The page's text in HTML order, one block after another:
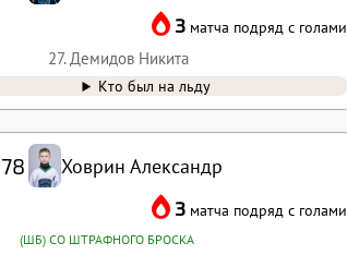
78 Ховрин Александр
3 матча подряд с голами
(ШБ) СО ШТРАФНОГО БРОСКА
3 матча подряд с голами
27. Демидов Никита
Кто был на льду